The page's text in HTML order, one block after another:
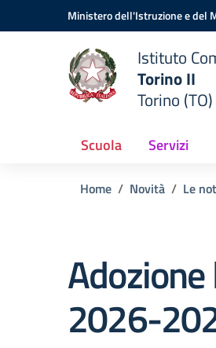
Vai ai contenuti
Vai al menu di navigazioneMinistero dell'Istruzione e del
Istituto
Torino II
Torino (TO)
Scuola Servizi
Home Novità Le
2026-